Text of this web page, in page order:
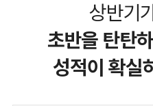
상반기
초반을 탄탄
성적이 확실